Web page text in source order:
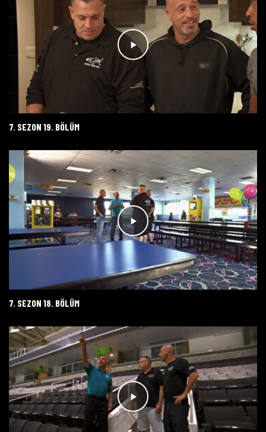
7. SEZON 19. BÖLÜM
7. SEZON 18. BÖLÜM